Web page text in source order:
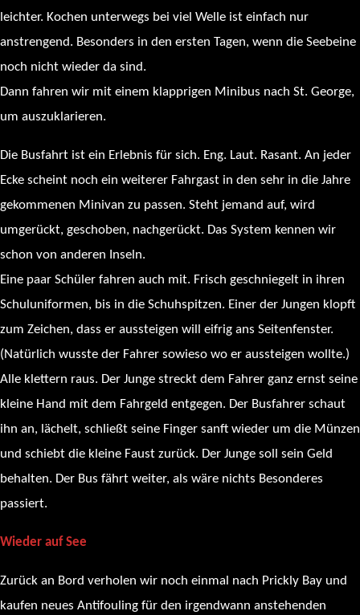
leichter. Kochen unterwegs bei viel Welle ist einfach nur
anstrengend. Besonders in den ersten Tagen, wenn die Seebeine
noch nicht wieder da sind.
Dann fahren wir mit einem klapprigen Minibus nach St. George,
um auszuklarieren.
Die Busfahrt ist ein Erlebnis für sich. Eng. Laut. Rasant. An jeder
Ecke scheint noch ein weiterer Fahrgast in den sehr in die Jahre
gekommenen Minivan zu passen. Steht jemand auf, wird
umgerückt, geschoben, nachgerückt. Das System kennen wir
schon von anderen Inseln.
Eine paar Schüler fahren auch mit. Frisch geschniegelt in ihren
Schuluniformen, bis in die Schuhspitzen. Einer der Jungen klopft
zum Zeichen, dass er aussteigen will eifrig ans Seitenfenster.
(Natürlich wusste der Fahrer sowieso wo er aussteigen wollte.)
Alle klettern raus. Der Junge streckt dem Fahrer ganz ernst seine
kleine Hand mit dem Fahrgeld entgegen. Der Busfahrer schaut
ihn an, lächelt, schließt seine Finger sanft wieder um die Münzen
und schiebt die kleine Faust zurück. Der Junge soll sein Geld
behalten. Der Bus fährt weiter, als wäre nichts Besonderes
passiert.
Wieder auf See
Zurück an Bord verholen wir noch einmal nach Prickly Bay und
kaufen neues Antifouling für den irgendwann anstehenden